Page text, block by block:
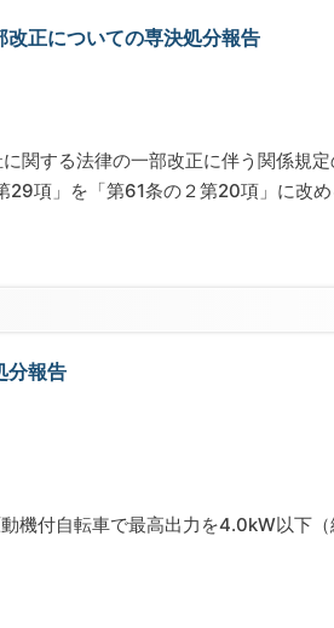
正についての専決処分報告
関する法律の一部改正に伴う関係規
29項」を「第61条の２第20項」に改め
分報告
機付自転車で最高出力を4.0kW以下